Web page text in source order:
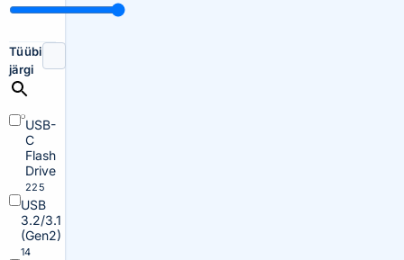
Tüübi
järgi
USB-
C
Flash
Drive
225
USB
3.2/3.1
(Gen2)
14